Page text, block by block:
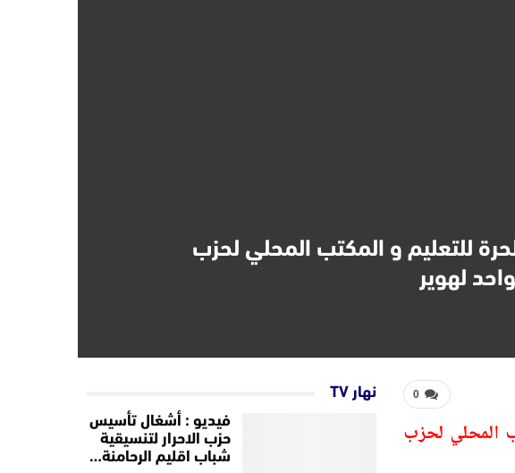
للتعليم و المكتب المحلي لحزب
لهوير
0
المحلي لحزب
نهار TV
فيديو : أشغال تأسيس
حزب الاحرار لتنسيقية
شباب اقليم الرحامنة…